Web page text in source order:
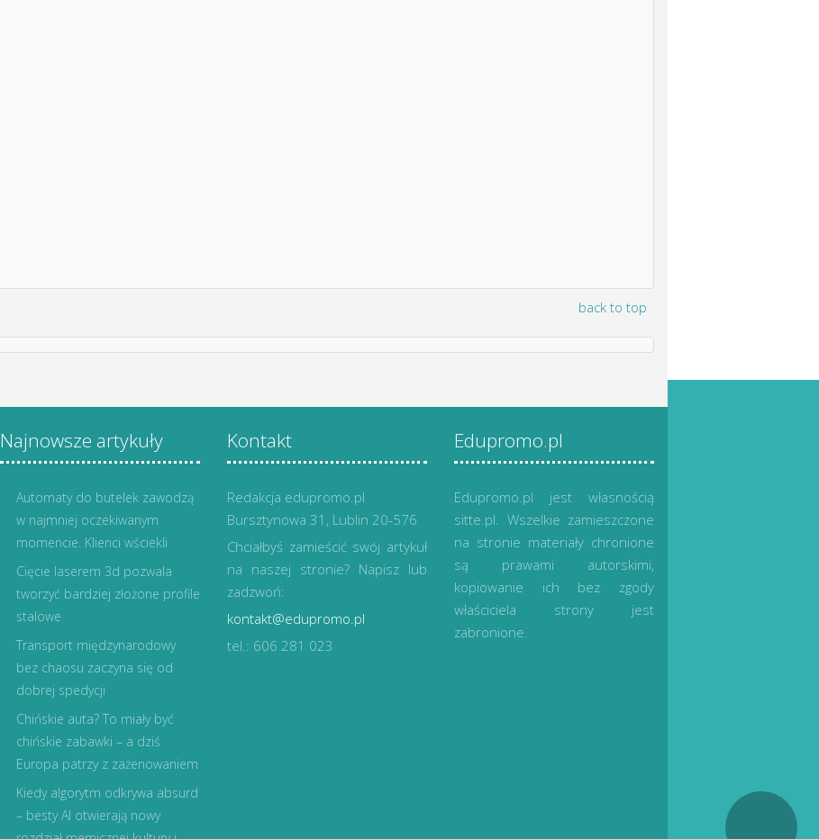
back to top
Najnowsze artykuły
Automaty do butelek zawodzą
w najmniej oczekiwanym
momencie. Klienci wściekli
Cięcie laserem 3d pozwala
tworzyć bardziej złożone profile
stalowe
Transport międzynarodowy
bez chaosu zaczyna się od
dobrej spedycji
Chińskie auta? To miały być
chińskie zabawki – a dziś
Europa patrzy z zażenowaniem
Kiedy algorytm odkrywa absurd
– besty AI otwierają nowy
Kontakt
Redakcja edupromo.pl
Bursztynowa 31, Lublin 20-576
Chciałbyś zamieścić swój artykuł
na naszej stronie? Napisz lub
zadzwoń:
kontakt@edupromo.pl
tel.: 606 281 023
Edupromo.pl
Edupromo.pl jest własnością
sitte.pl. Wszelkie zamieszczone
na stronie materiały chronione
są prawami autorskimi,
kopiowanie ich bez zgody
właściciela strony jest
zabronione.